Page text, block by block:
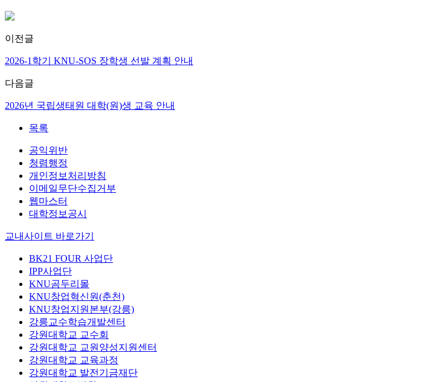
이전글
2026-1학기 KNU-SOS 장학생 선발 계획 안내
다음글
2026년 국립생태원 대학(원)생 교육 안내
목록
공익위반
청렴행정
개인정보처리방침
이메일무단수집거부
웹마스터
대학정보공시
교내사이트 바로가기
BK21 FOUR 사업단
IPP사업단
KNU곰두리몰
KNU창업혁신원(춘천)
KNU창업지원본부(강릉)
강릉교수학습개발센터
강원대학교 교수회
강원대학교 교원양성지원센터
강원대학교 교육과정
강원대학교 발전기금재단